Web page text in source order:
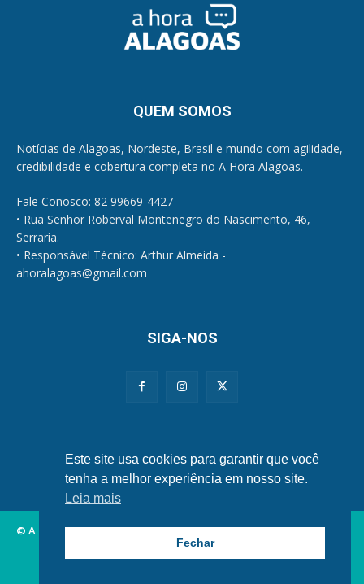
QUEM SOMOS
Notícias de Alagoas, Nordeste, Brasil e mundo com agilidade,
credibilidade e cobertura completa no A Hora Alagoas.
Fale Conosco: 82 99669-4427
• Rua Senhor Roberval Montenegro do Nascimento, 46,
Serraria.
• Responsável Técnico: Arthur Almeida -
ahoralagoas@gmail.com
SIGA-NOS
© A Hora Alagoas.
Alagoas Municípios Nordeste Política Brasil
Mundo
Este site usa cookies para garantir que você
tenha a melhor experiência em nosso site.
Leia mais
Fechar